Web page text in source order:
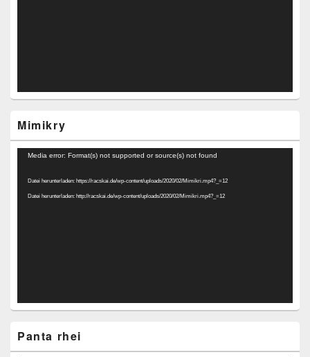
Mimikry
Video-
Media error: Format(s) not supported or source(s) not found
Datei herunterladen: https://racskai.de/wp-content/uploads/2020/02/Mimikri.mp4?_=12
Datei herunterladen: http://racskai.de/wp-content/uploads/2020/02/Mimikri.mp4?_=12
Panta rhei